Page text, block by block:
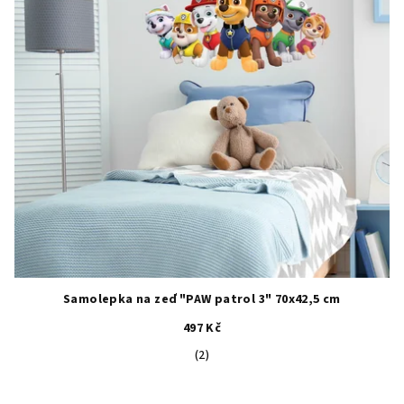
ů
p
r
d
u
k
t
ů
Samolepka na zeď "PAW patrol 3" 70x42,5 cm
497 Kč
Průměrné
(2)